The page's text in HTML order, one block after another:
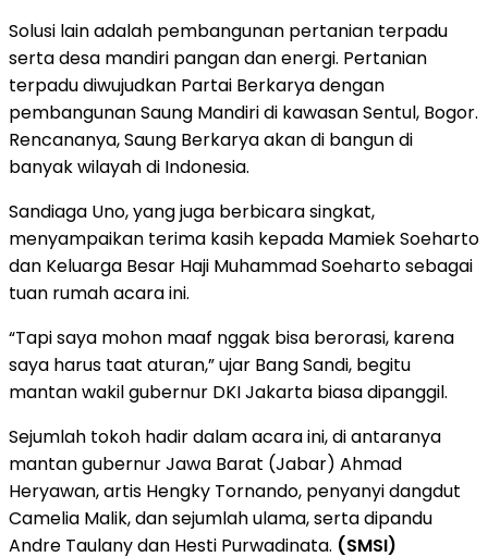
Solusi lain adalah pembangunan pertanian terpadu
serta desa mandiri pangan dan energi. Pertanian
terpadu diwujudkan Partai Berkarya dengan
pembangunan Saung Mandiri di kawasan Sentul, Bogor.
Rencananya, Saung Berkarya akan di bangun di
banyak wilayah di Indonesia.
Sandiaga Uno, yang juga berbicara singkat,
menyampaikan terima kasih kepada Mamiek Soeharto
dan Keluarga Besar Haji Muhammad Soeharto sebagai
tuan rumah acara ini.
“Tapi saya mohon maaf nggak bisa berorasi, karena
saya harus taat aturan,” ujar Bang Sandi, begitu
mantan wakil gubernur DKI Jakarta biasa dipanggil.
Sejumlah tokoh hadir dalam acara ini, di antaranya
mantan gubernur Jawa Barat (Jabar) Ahmad
Heryawan, artis Hengky Tornando, penyanyi dangdut
Camelia Malik, dan sejumlah ulama, serta dipandu
Andre Taulany dan Hesti Purwadinata. (SMSI)